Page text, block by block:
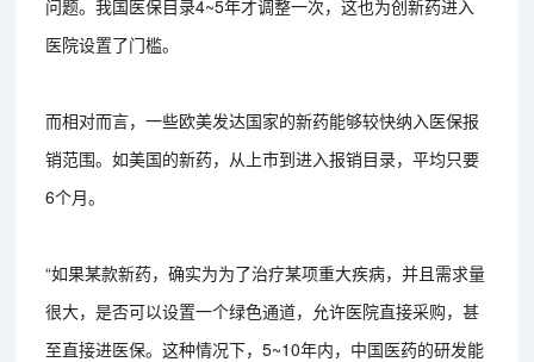
问题。我国医保目录4~5年才调整一次，这也为创新药进入
医院设置了门槛。
而相对而言，一些欧美发达国家的新药能够较快纳入医保报
销范围。如美国的新药，从上市到进入报销目录，平均只要
6个月。
“如果某款新药，确实为为了治疗某项重大疾病，并且需求量
很大，是否可以设置一个绿色通道，允许医院直接采购，甚
至直接进医保。这种情况下，5~10年内，中国医药的研发能